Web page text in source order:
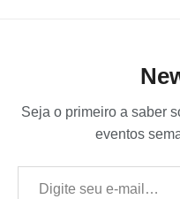
Seja o primeiro a saber
eventos
Digite seu e-mail…